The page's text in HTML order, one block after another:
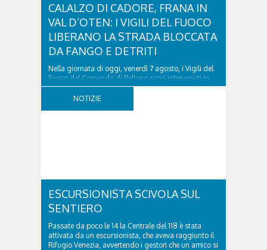
CALALZO DI CADORE, FRANA IN
VAL D’OTEN: I VIGILI DEL FUOCO
LIBERANO LA STRADA BLOCCATA
DA FANGO E DETRITI
Nella giornata di oggi, venerdì 7 agosto, i Vigili del
Fuoco del Comando di Belluno sono intervenuti in
località Diassa, in Val d’Oten, nel comune di Calalzo
di Cadore, per liberare una strada rimasta bloccata
NOTIZIE
ESCURSIONISTA SCIVOLA SUL
SENTIERO
Passate da poco le 14 la Centrale del 118 è stata
attivata da un escursionista, che aveva raggiunto il
Rifugio Venezia, avvertendo i gestori che un amico si